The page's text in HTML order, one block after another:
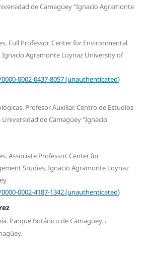
de Camagüey “Ignacio Agramonte
Full Professor. Center for Environmental
Agramonte Loynaz University of
0002-0437-8057 (unauthenticated)
Profesor Auxiliar. Centro de Estudios
de Camagüey “Ignacio
Associate Professor. Center for
Studies. Ignacio Agramonte Loynaz
0002-4187-1342 (unauthenticated)
Parque Botánico de Camagüey. ,